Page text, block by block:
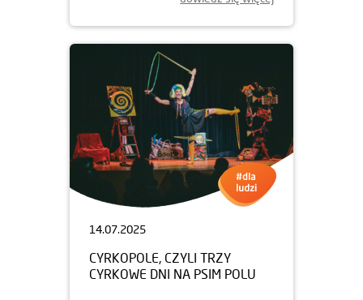
14.07.2025
CYRKOPOLE, CZYLI TRZY
CYRKOWE DNI NA PSIM POLU